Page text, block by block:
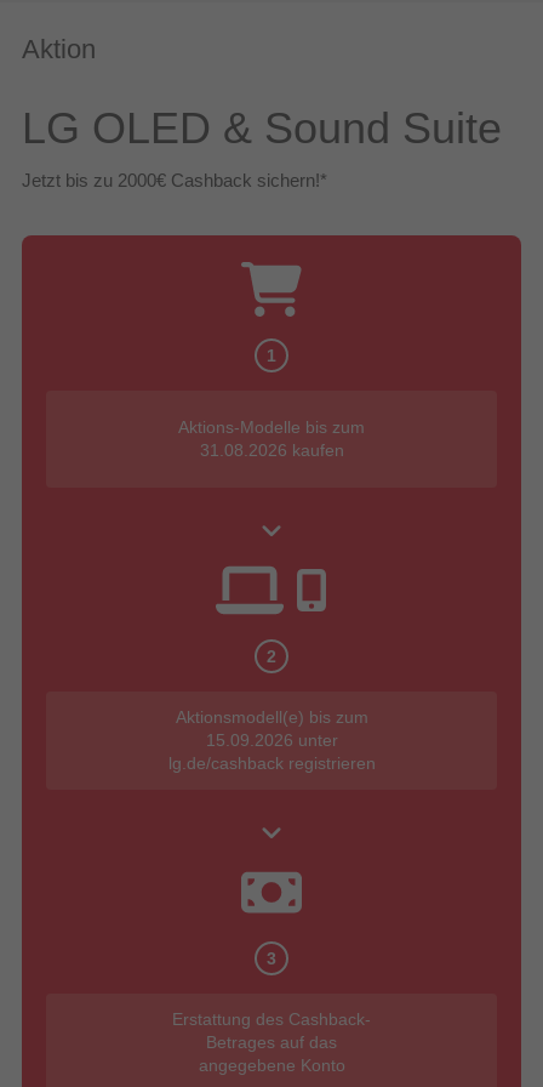
Aktion
LG OLED & Sound Suite
Jetzt bis zu 2000€ Cashback sichern!*
1
Aktions-Modelle bis zum
31.08.2026 kaufen
2
Aktionsmodell(e) bis zum
15.09.2026 unter
lg.de/cashback registrieren
3
Erstattung des Cashback-
Betrages auf das
angegebene Konto